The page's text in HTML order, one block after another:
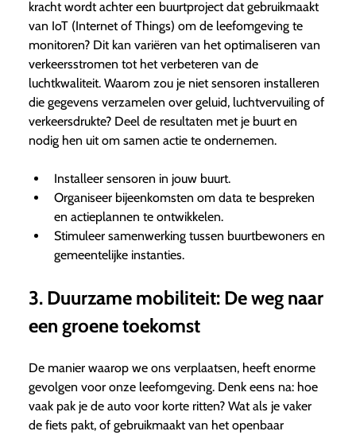
kracht wordt achter een buurtproject dat gebruikmaakt
van IoT (Internet of Things) om de leefomgeving te
monitoren? Dit kan variëren van het optimaliseren van
verkeersstromen tot het verbeteren van de
luchtkwaliteit. Waarom zou je niet sensoren installeren
die gegevens verzamelen over geluid, luchtvervuiling of
verkeersdrukte? Deel de resultaten met je buurt en
nodig hen uit om samen actie te ondernemen.
Installeer sensoren in jouw buurt.
Organiseer bijeenkomsten om data te bespreken
en actieplannen te ontwikkelen.
Stimuleer samenwerking tussen buurtbewoners en
gemeentelijke instanties.
3. Duurzame mobiliteit: De weg naar
een groene toekomst
De manier waarop we ons verplaatsen, heeft enorme
gevolgen voor onze leefomgeving. Denk eens na: hoe
vaak pak je de auto voor korte ritten? Wat als je vaker
de fiets pakt, of gebruikmaakt van het openbaar